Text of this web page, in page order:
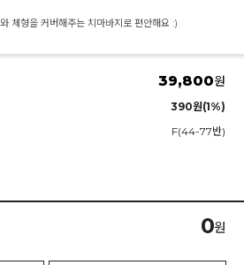
체형을 커버해주는 치마바지로 편안해요 :)
39,800원
390원(1%)
F(44-77반)
0원